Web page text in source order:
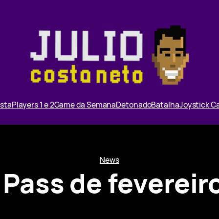
Players 1 e 2Game da SemanaDetonadoBatalhaJoystick
News
de